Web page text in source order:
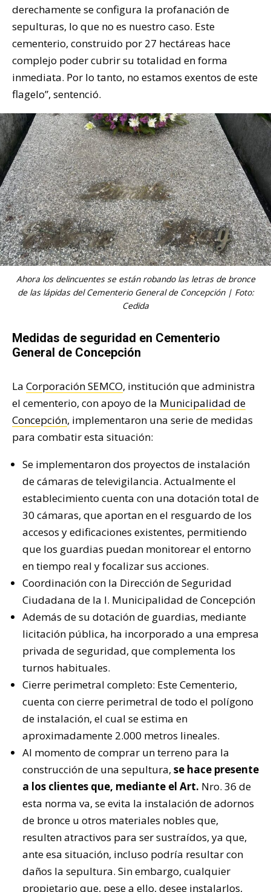
derechamente se configura la profanación de
sepulturas, lo que no es nuestro caso. Este
cementerio, construido por 27 hectáreas hace
complejo poder cubrir su totalidad en forma
inmediata. Por lo tanto, no estamos exentos de este
flagelo”, sentenció.
Ahora los delincuentes se están robando las letras de bronce
de las lápidas del Cementerio General de Concepción | Foto:
Cedida
Medidas de seguridad en Cementerio
General de Concepción
La Corporación SEMCO, institución que administra
el cementerio, con apoyo de la Municipalidad de
Concepción, implementaron una serie de medidas
para combatir esta situación:
Se implementaron dos proyectos de instalación
de cámaras de televigilancia. Actualmente el
establecimiento cuenta con una dotación total de
30 cámaras, que aportan en el resguardo de los
accesos y edificaciones existentes, permitiendo
que los guardias puedan monitorear el entorno
en tiempo real y focalizar sus acciones.
Coordinación con la Dirección de Seguridad
Ciudadana de la I. Municipalidad de Concepción
Además de su dotación de guardias, mediante
licitación pública, ha incorporado a una empresa
privada de seguridad, que complementa los
turnos habituales.
Cierre perimetral completo: Este Cementerio,
cuenta con cierre perimetral de todo el polígono
de instalación, el cual se estima en
aproximadamente 2.000 metros lineales.
Al momento de comprar un terreno para la
construcción de una sepultura, se hace presente
a los clientes que, mediante el Art. Nro. 36 de
esta norma va, se evita la instalación de adornos
de bronce u otros materiales nobles que,
resulten atractivos para ser sustraídos, ya que,
ante esa situación, incluso podría resultar con
daños la sepultura. Sin embargo, cualquier
propietario que, pese a ello, desee instalarlos,